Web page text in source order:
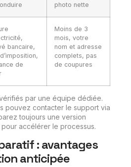
photo nette
bancaire,
de
Moins de 3
mois, votre
nom et adresse
complets, pas
de coupures
par une équipe dédiée.
pouvez contacter le support via
toujours une version
accélérer le processus.
: avantages
anticipée